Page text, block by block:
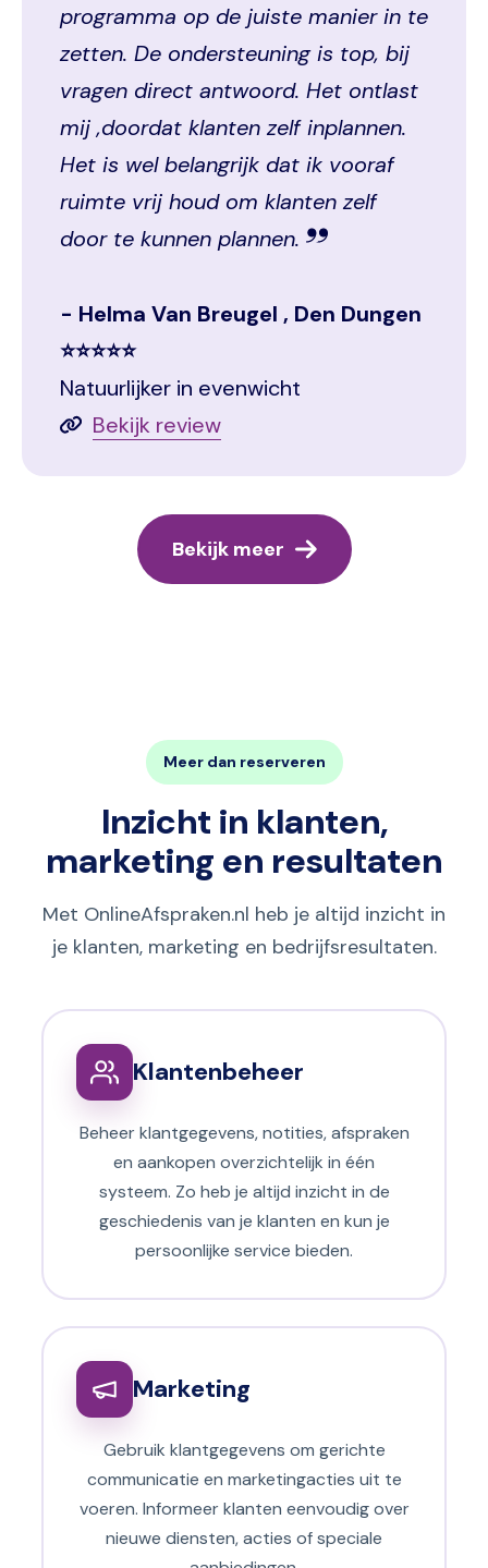
programma op de juiste manier in te
zetten. De ondersteuning is top, bij
vragen direct antwoord. Het ontlast
mij ,doordat klanten zelf inplannen.
Het is wel belangrijk dat ik vooraf
ruimte vrij houd om klanten zelf
door te kunnen plannen.
Helma Van Breugel , Den Dungen
⭐⭐⭐⭐⭐
Natuurlijker in evenwicht
Bekijk review
Bekijk meer
Meer dan reserveren
Inzicht in klanten,
marketing en resultaten
Met OnlineAfspraken.nl heb je altijd inzicht in
je klanten, marketing en bedrijfsresultaten.
Klantenbeheer
Beheer klantgegevens, notities, afspraken
en aankopen overzichtelijk in één
systeem. Zo heb je altijd inzicht in de
geschiedenis van je klanten en kun je
persoonlijke service bieden.
Marketing
Gebruik klantgegevens om gerichte
communicatie en marketingacties uit te
voeren. Informeer klanten eenvoudig over
nieuwe diensten, acties of speciale